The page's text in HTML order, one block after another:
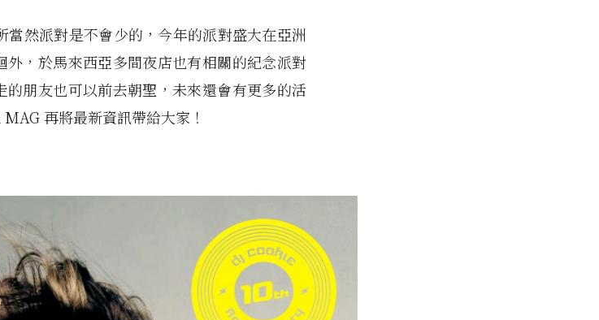
當然派對是不會少的，今年的派對盛大在亞洲
，於馬來西亞多間夜店也有相關的紀念派對
朋友也可以前去朝聖，未來還會有更多的活
再將最新資訊帶給大家！